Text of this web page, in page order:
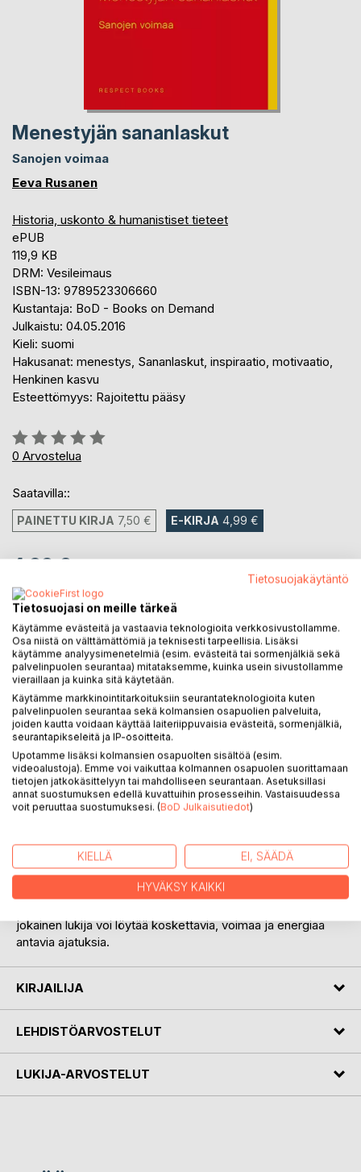
Menestyjän sananlaskut
Sanojen voimaa
Eeva Rusanen
Historia, uskonto & humanistiset tieteet
ePUB
119,9 KB
DRM: Vesileimaus
ISBN-13: 9789523306660
Kustantaja: BoD - Books on Demand
Julkaistu: 04.05.2016
Kieli: suomi
Hakusanat: menestys, Sananlaskut, inspiraatio, motivaatio,
Henkinen kasvu
Esteettömyys: Rajoitettu pääsy
Arvostelu::
0%
0 Arvostelua
Saatavilla::
PAINETTU KIRJA 7,50 € E-KIRJA 4,99 €
4,99 €
sis. alv.
Heti ladattavissa
LISÄÄ OSTOSKORIIN
Lisää muistilistalle
Arvostele tuote
KUVAUS
Valikoima kansan rakastamia sananlaskuja, aforismeja ja
jokainen lukija voi löytää koskettavia, voimaa ja energiaa
antavia ajatuksia.
KIRJAILIJA
LEHDISTÖARVOSTELUT
LUKIJA-ARVOSTELUT
Tietosuojakäytäntö
Tietosuojasi on meille tärkeä
Käytämme evästeitä ja vastaavia teknologioita verkkosivustollamme.
Osa niistä on välttämättömiä ja teknisesti tarpeellisia. Lisäksi
käytämme analyysimenetelmiä (esim. evästeitä tai sormenjälkiä sekä
palvelinpuolen seurantaa) mitataksemme, kuinka usein sivustollamme
vieraillaan ja kuinka sitä käytetään.
Käytämme markkinointitarkoituksiin seurantateknologioita kuten
palvelinpuolen seurantaa sekä kolmansien osapuolien palveluita,
joiden kautta voidaan käyttää laiteriippuvaisia evästeitä, sormenjälkiä,
seurantapikseleitä ja IP-osoitteita.
Upotamme lisäksi kolmansien osapuolten sisältöä (esim.
videoalustoja). Emme voi vaikuttaa kolmannen osapuolen suorittamaan
tietojen jatkokäsittelyyn tai mahdolliseen seurantaan. Asetuksillasi
annat suostumuksen edellä kuvattuihin prosesseihin. Vastaisuudessa
voit peruuttaa suostumuksesi. (BoD Julkaisutiedot)
KIELLÄ EI, SÄÄDÄ
HYVÄKSY KAIKKI